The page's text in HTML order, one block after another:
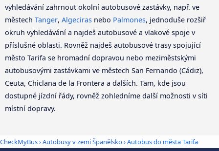
vyhledávání zahrnout okolní autobusové zastávky, např. ve
městech Tanger, Algeciras nebo Palmones, jednoduše rozšiř
okruh vyhledávání a najdeš autobusové a vlakové spoje v
příslušné oblasti. Rovněž najdeš autobusové trasy spojující
město Tarifa se hromadní dopravou nebo meziměstskými
autobusovými zastávkami ve městech San Fernando (Cádiz),
Ceuta, Chiclana de la Frontera a dalších. Tam, kde jsou
dostupné jízdní řády, rovněž zohledníme další možnosti v síti
místní dopravy.
CheckMyBus›Autobusy v zemi Španělsko› Autobus do města Tarifa